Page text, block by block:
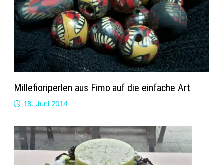
Millefioriperlen aus Fimo auf die einfache Art
18. Juni 2014